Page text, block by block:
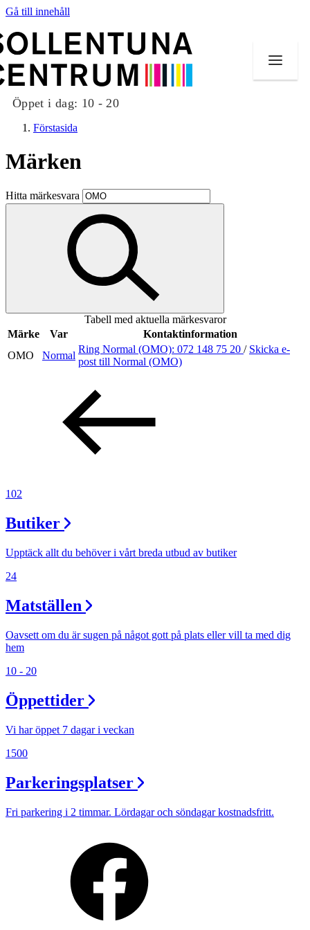
Gå till innehåll
Öppet i dag: 10 - 20
Butiker
Mat och dryck
Evenemang
Erbjudanden
Inspiration
Lediga jobb
Magasin
Tryggare handel
Frågor & svar om parkering
Parkering
Förstasida
Märken
Hitta märkesvara
Tabell med aktuella märkesvaror
Märke
Var
Kontaktinformation
OMO
Normal
Ring Normal (OMO): 072 148 75 20 / Skicka e-
post till Normal (OMO)
102
Butiker
Upptäck allt du behöver i vårt breda utbud av butiker
24
Matställen
Oavsett om du är sugen på något gott på plats eller vill ta med dig
hem
10 - 20
Öppettider
Vi har öppet 7 dagar i veckan
1500
Parkeringsplatser
Fri parkering i 2 timmar. Lördagar och söndagar kostnadsfritt.